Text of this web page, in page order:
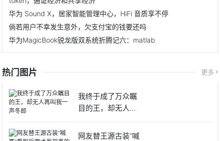
华为 Sound X，居家智能管理中心，HiFi 音质享不停
倘若用户不幸发生意外，欠支付宝的钱要还吗
华为MagicBook锐龙版双系统折腾记六：matlab
热门图片 更多
我终于成了万众瞩
目的王，却无人再
网友替王源古装“喊